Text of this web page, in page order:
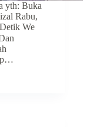
yth: Buka
Rabu,
We